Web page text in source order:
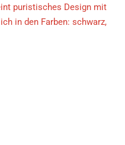
puristisches Design mit
in den Farben: schwarz,